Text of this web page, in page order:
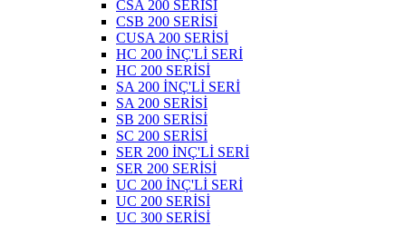
CSA 200 SERİSİ
CSB 200 SERİSİ
CUSA 200 SERİSİ
HC 200 İNÇ'Lİ SERİ
HC 200 SERİSİ
SA 200 İNÇ'Lİ SERİ
SA 200 SERİSİ
SB 200 SERİSİ
SC 200 SERİSİ
SER 200 İNÇ'Lİ SERİ
SER 200 SERİSİ
UC 200 İNÇ'Lİ SERİ
UC 200 SERİSİ
UC 300 SERİSİ